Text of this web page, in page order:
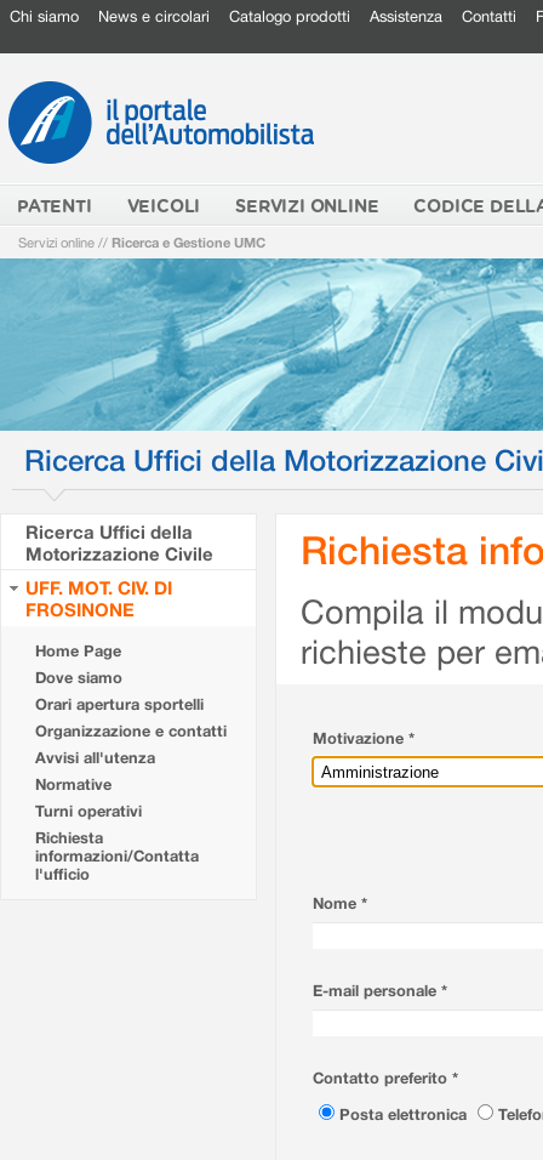
Chi siamo News e circolari Catalogo prodotti Assistenza Contatti
PATENTI VEICOLI SERVIZI ONLINE CODICE
Servizi online // Ricerca e Gestione UMC
Ricerca Uffici della Motorizzazione
Ricerca Uffici della
Motorizzazione Civile
UFF. MOT. CIV. DI
FROSINONE
Home Page
Dove siamo
Orari apertura sportelli
Organizzazione e contatti
Avvisi all'utenza
Normative
Turni operativi
Richiesta
informazioni/Contatta
l'ufficio
Richiesta
Compila il
richieste per
Motivazione *
Nome *
E-mail personale *
Contatto preferito *
Posta elettronica